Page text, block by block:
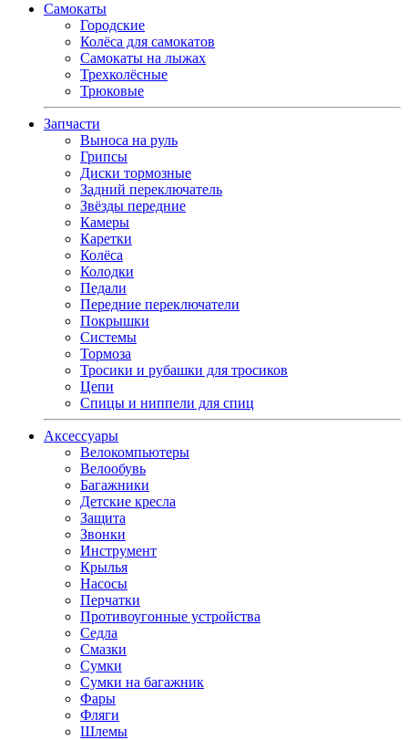
Самокаты
Городские
Колёса для самокатов
Самокаты на лыжах
Трехколёсные
Трюковые
Запчасти
Выноса на руль
Грипсы
Диски тормозные
Задний переключатель
Звёзды передние
Камеры
Каретки
Колёса
Колодки
Педали
Передние переключатели
Покрышки
Системы
Тормоза
Тросики и рубашки для тросиков
Цепи
Спицы и ниппели для спиц
Аксессуары
Велокомпьютеры
Велообувь
Багажники
Детские кресла
Защита
Звонки
Инструмент
Крылья
Насосы
Перчатки
Противоугонные устройства
Седла
Смазки
Сумки
Сумки на багажник
Фары
Фляги
Шлемы